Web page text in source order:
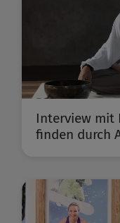
Interview mit
finden durch